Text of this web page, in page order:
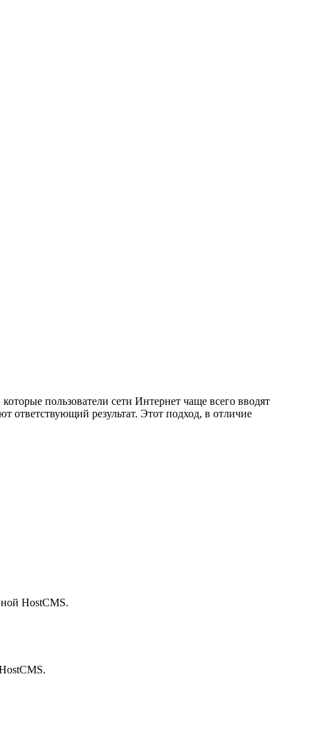
пользователи сети Интернет чаще всего вводят
ответствующий результат. Этот подход, в отличие
HostCMS.